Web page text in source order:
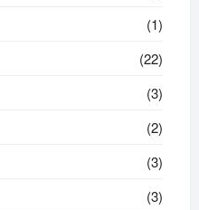
(1)
(22)
(3)
(2)
(3)
(3)